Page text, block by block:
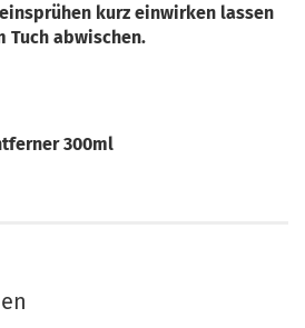
kurz einwirken lassen
Tuch abwischen.
300ml